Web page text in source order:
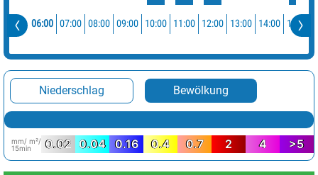
06:00 07:00 08:00 09:00 10:00 11:00 12:00 13:00 14:00 15:00
Niederschlag Bewölkung
mm/ m²/
15min
0.02 0.04 0.16 0.4 0.7 2 4 >5